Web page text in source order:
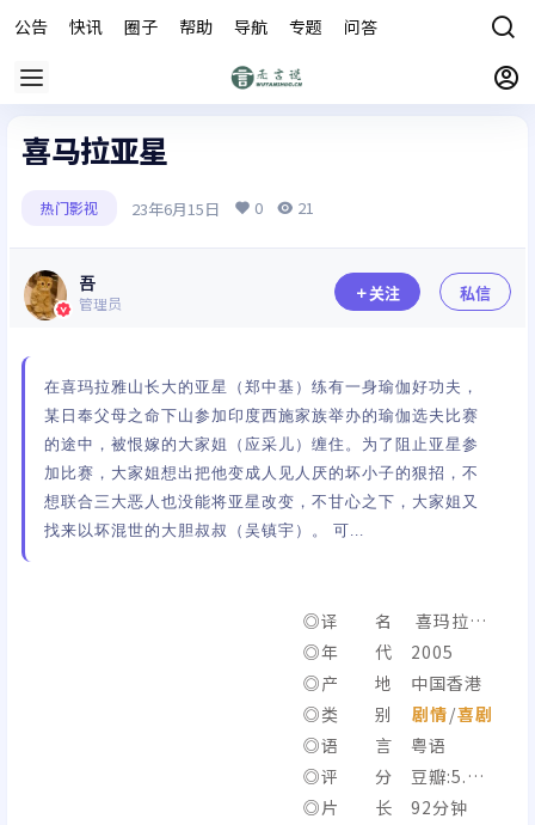
公告 快讯 圈子 帮助 导航 专题 问答
喜马拉亚星
热门影视 23年6月15日 0 21
吾
管理员 关注 私信
在喜玛拉雅山长大的亚星（郑中基）练有一身瑜伽好功夫，
某日奉父母之命下山参加印度西施家族举办的瑜伽选夫比赛
的途中，被恨嫁的大家姐（应采儿）缠住。为了阻止亚星参
加比赛，大家姐想出把他变成人见人厌的坏小子的狠招，不
想联合三大恶人也没能将亚星改变，不甘心之下，大家姐又
找来以坏混世的大胆叔叔（吴镇宇）。 可...
◎译 名 喜玛拉雅
星 / Himalaya Singh
◎年 代 2005
◎产 地 中国香港
◎类 别 剧情/喜剧
◎语 言 粤语
◎评 分 豆瓣:5.7/I
MDb:4.2
◎片 长 92分钟